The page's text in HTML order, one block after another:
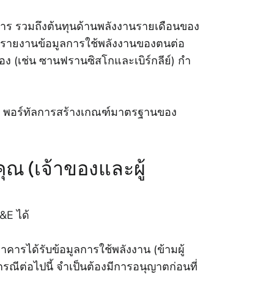
รวมถึงต้นทุนด้านพลังงานรายเดือนของ
ายงานข้อมูลการใช้พลังงานของตนต่อ
(เช่น ซานฟรานซิสโกและเบิร์กลีย์) กํา
พอร์ทัลการสร้างเกณฑ์มาตรฐานของ
(เจ้าของและผู้
ได้
ารได้รับข้อมูลการใช้พลังงาน (ข้ามผู้
ณีต่อไปนี้ จําเป็นต้องมีการอนุญาตก่อนที่